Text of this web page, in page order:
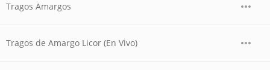
Tragos Amargos
Tragos de Amargo Licor (En Vivo)